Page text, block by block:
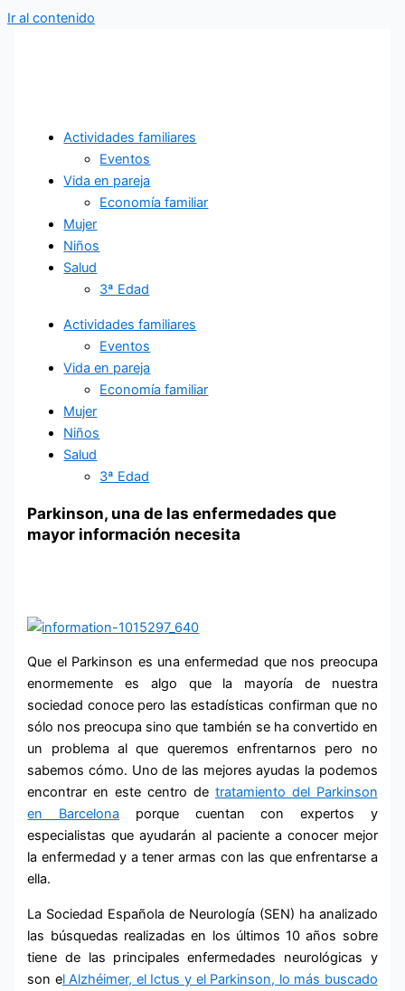
Ir al contenido
Actividades familiares
Eventos
Vida en pareja
Economía familiar
Mujer
Niños
Salud
3ª Edad
Actividades familiares
Eventos
Vida en pareja
Economía familiar
Mujer
Niños
Salud
3ª Edad
Parkinson, una de las enfermedades que
mayor información necesita
Que el Parkinson es una enfermedad que nos preocupa
enormemente es algo que la mayoría de nuestra
sociedad conoce pero las estadísticas confirman que no
sólo nos preocupa sino que también se ha convertido en
un problema al que queremos enfrentarnos pero no
sabemos cómo. Uno de las mejores ayudas la podemos
encontrar en este centro de tratamiento del Parkinson
en Barcelona porque cuentan con expertos y
especialistas que ayudarán al paciente a conocer mejor
la enfermedad y a tener armas con las que enfrentarse a
ella.
La Sociedad Española de Neurología (SEN) ha analizado
las búsquedas realizadas en los últimos 10 años sobre
tiene de las principales enfermedades neurológicas y
son el Alzhéimer, el Ictus y el Parkinson, lo más buscado